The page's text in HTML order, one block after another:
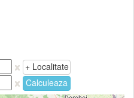
+ Localitate
Calculeaza